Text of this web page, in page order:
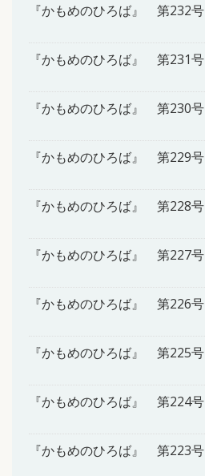
『かもめのひろば』 第232号
『かもめのひろば』 第231号
『かもめのひろば』 第230号
『かもめのひろば』 第229号
『かもめのひろば』 第228号
『かもめのひろば』 第227号
『かもめのひろば』 第226号
『かもめのひろば』 第225号
『かもめのひろば』 第224号
『かもめのひろば』 第223号